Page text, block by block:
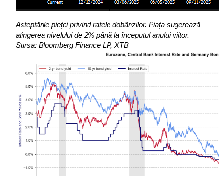
Așteptările pieței privind ratele dobânzilor. Piața sugerează
atingerea nivelului de 2% până la începutul anului viitor.
Sursa: Bloomberg Finance LP, XTB